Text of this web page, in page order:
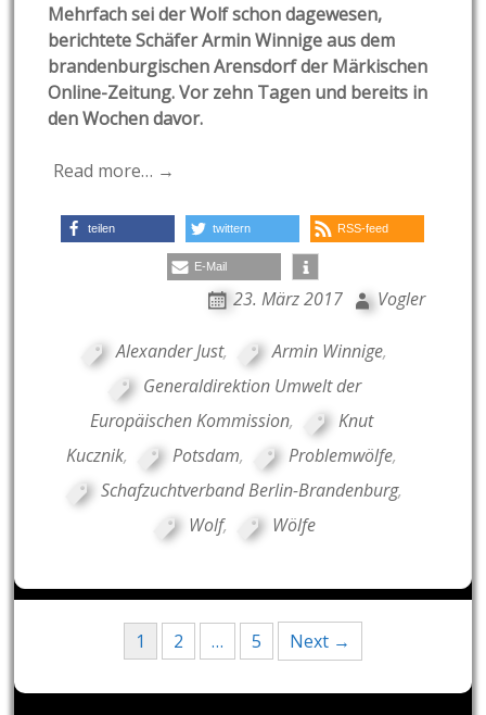
Mehrfach sei der Wolf schon dagewesen,
berichtete Schäfer Armin Winnige aus dem
brandenburgischen Arensdorf der Märkischen
Online-Zeitung. Vor zehn Tagen und bereits in
den Wochen davor.
Read more… →
teilen twittern RSS-feed
E-Mail
23. März 2017 Vogler
Alexander Just, Armin Winnige,
Generaldirektion Umwelt der
Europäischen Kommission,
Knut
Kucznik, Potsdam, Problemwölfe,
Schafzuchtverband Berlin-Brandenburg,
Wolf, Wölfe
navigation
1 2 … 5 Next →